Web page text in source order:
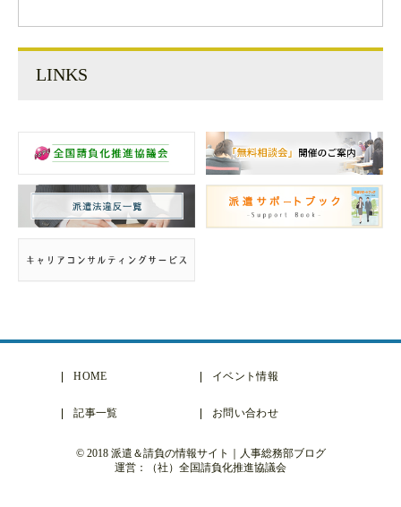
LINKS
HOME イベント情報
記事一覧 お問い合わせ
© 2018 派遣＆請負の情報サイト｜人事総務部ブログ
運営：（社）全国請負化推進協議会